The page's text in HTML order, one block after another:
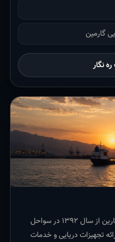
گارمین
نگار
فروشگاه بزرگ و تخصصی اطلس مارین از سال ۱۳۹۲ در سواحل
تجهیزات دریایی و خدمات